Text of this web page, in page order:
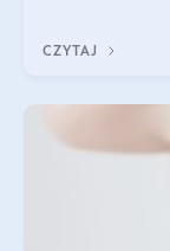
CZYTAJ